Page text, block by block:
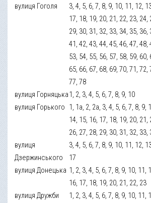
вулиця Гоголя
3, 4, 5, 6, 7, 8, 9, 10, 11, 12,
17, 18, 19, 20, 21, 22, 23, 24,
29, 30, 31, 32, 33, 34, 35, 36,
41, 42, 43, 44, 45, 46, 47, 48,
53, 54, 55, 56, 57, 58, 59, 60,
65, 66, 67, 68, 69, 70, 71, 72,
77, 78
вулиця Горняцька1, 2, 3, 4, 5, 6, 7, 8, 9, 10
вулиця Горького 1, 1а, 2, 2а, 3, 4, 5, 6, 7, 8, 9,
14, 15, 16, 17, 18, 19, 20, 21,
26, 27, 28, 29, 30, 31, 32, 33,
вулиця
Дзержинського
3, 4, 5, 6, 7, 8, 9, 10, 11, 12,
17
вулиця Донецька 1, 2, 3, 4, 5, 6, 7, 8, 9, 10, 11,
16, 17, 18, 19, 20, 21, 22, 23
вулиця Дружби 1, 2, 3, 4, 5, 6, 7, 8, 9, 10, 11,